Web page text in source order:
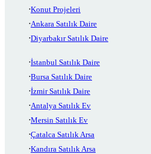
Konut Projeleri
Ankara Satılık Daire
Diyarbakır Satılık Daire
İstanbul Satılık Daire
Bursa Satılık Daire
İzmir Satılık Daire
Antalya Satılık Ev
Mersin Satılık Ev
Çatalca Satılık Arsa
Kandıra Satılık Arsa